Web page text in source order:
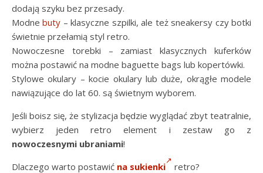
dodają szyku bez przesady.
Modnebuty – klasyczne szpilki, ale też sneakersy czy botki
świetnie przełamią styl retro.
Nowoczesne torebki – zamiast klasycznych kuferków
można postawić na modne baguette bags lub kopertówki.
Stylowe okulary – kocie okulary lub duże, okrągłe modele
nawiązujące do lat 60. są świetnym wyborem.
Jeśli boisz się, że stylizacja będzie wyglądać zbyt teatralnie,
wybierz jeden retro element i zestaw go z
nowoczesnymi ubraniami!
Dlaczego warto postawić na sukienki
retro?